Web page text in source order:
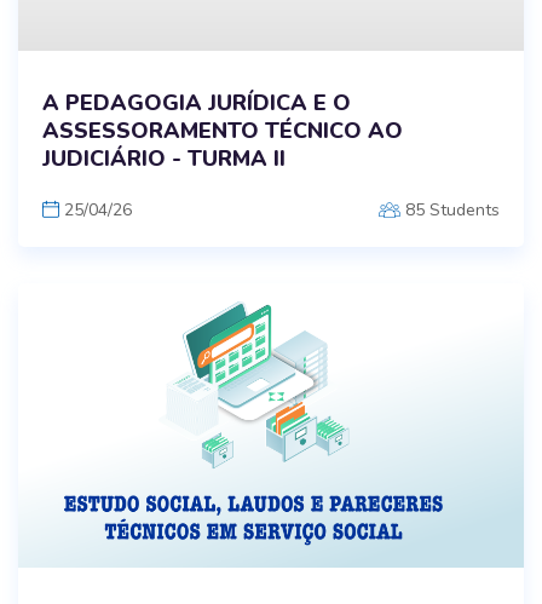
A PEDAGOGIA JURÍDICA E O
ASSESSORAMENTO TÉCNICO AO
JUDICIÁRIO - TURMA II
25/04/26 85 Students